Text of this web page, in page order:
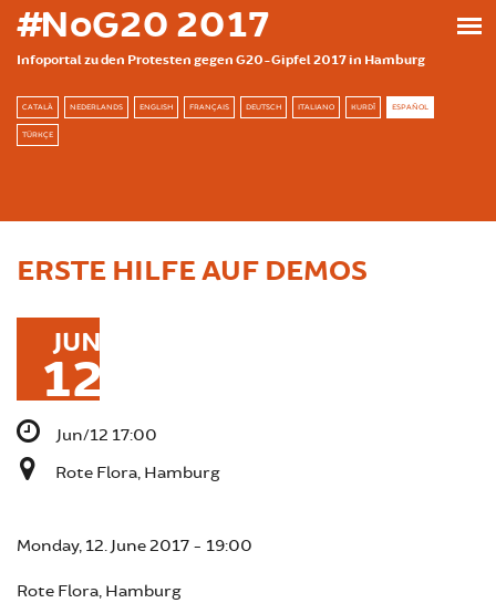
Skip to main content
#NoG20 2017
Infoportal zu den Protesten gegen G20-Gipfel 2017 in Hamburg
CATALÀ NEDERLANDS ENGLISH FRANÇAIS DEUTSCH ITALIANO KURDÎ ESPAÑOL
TÜRKÇE
ERSTE HILFE AUF DEMOS
JUN
12
Jun/12 17:00
Rote Flora, Hamburg
Monday, 12. June 2017 - 19:00
Rote Flora, Hamburg